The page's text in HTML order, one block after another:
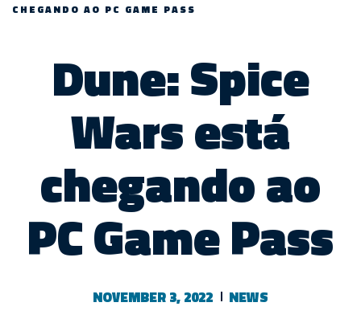
CHEGANDO AO PC GAME PASS
Dune: Spice
Wars está
chegando ao
PC Game Pass
NOVEMBER 3, 2022 NEWS